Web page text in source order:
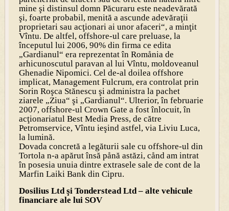
mine şi distinsul domn Păcuraru este neadevărată
şi, foarte probabil, menită a ascunde adevăraţii
proprietari sau acţionari ai unor afaceri“, a minţit
Vîntu. De altfel, offshore-ul care preluase, la
începutul lui 2006, 90% din firma ce edita
„Gardianul“ era reprezentat în Romånia de
arhicunoscutul paravan al lui Vîntu, moldoveanul
Ghenadie Nipomici. Cel de-al doilea offshore
implicat, Management Fulcrum, era controlat prin
Sorin Roşca Stănescu şi administra la pachet
ziarele „Ziua“ şi „Gardianul“. Ulterior, în februarie
2007, offshore-ul Crown Gate a fost înlocuit, în
acţionariatul Best Media Press, de către
Petromservice, Vîntu ieşind astfel, via Liviu Luca,
la lumină.
Dovada concretă a legăturii sale cu offshore-ul din
Tortola n-a apărut însă pånă astăzi, cånd am intrat
în posesia unuia dintre extrasele sale de cont de la
Marfin Laiki Bank din Cipru.
Dosilius Ltd şi Tonderstead Ltd – alte vehicule
financiare ale lui SOV